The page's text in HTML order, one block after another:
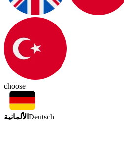
choose
الألمانية Deutsch